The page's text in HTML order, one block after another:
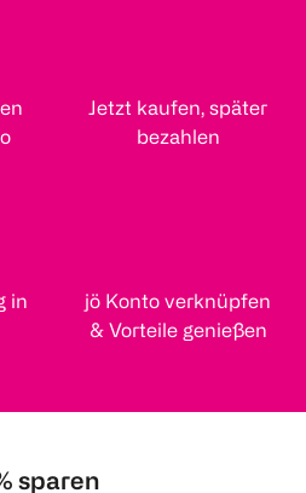
Jetzt kaufen, später
bezahlen
in
jö Konto verknüpfen
& Vorteile genießen
sparen